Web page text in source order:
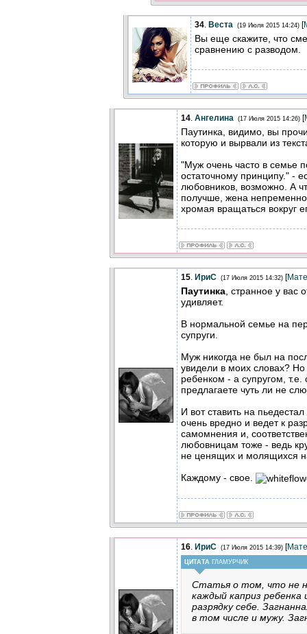
34. Веста (19 Июля 2015 14:24) [
Вы еще скажите, что
сравнению с разводом.
14. Ангелина (17 Июля 2015 14:26) [
Паутинка, видимо, вы
которую и вырвали из
"Муж очень часто в семье
остаточному принципу." -
любовников, возможно. А
получше, жена
хромая вращаться вокруг
15. ИриС (17 Июля 2015 14:32) [
Паутинка , странное у вас
удивляет.
В нормальной семье на
супруги.
Муж никогда не был на
увидели в моих словах?
ребенком - а супругом,
предлагаете чуть ли не
И вот ставить на
очень вредно и ведет к
самомнения и,
любовницам тоже - ведь
не ценящих и молящихся
Каждому - свое.
16. ИриС (17 Июля 2015 14:39) [
ЦИТАТА ГЛАМУРЧИК
Статья о том, что не
каждый каприз
разрядку себе.
в том числе и мужу.